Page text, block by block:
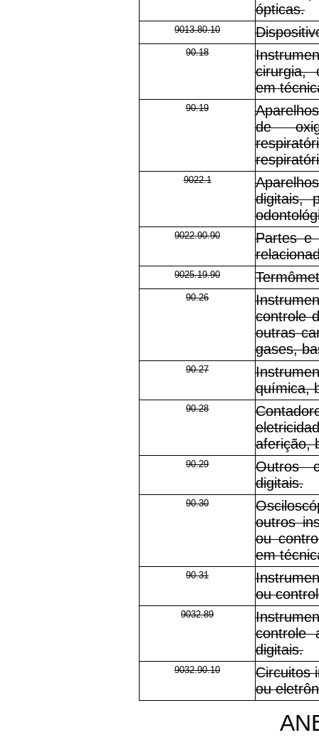
ópticas.
9013.80.10
90.18
cirurgia,
em
90.19
de
9022.1
digitais,
9022.90.90
Partes e
9025.19.90
90.26
controle
outras
gases,
90.27
química,
90.28
aferição,
90.29
Outros
digitais.
90.30
outros
ou
em
90.31
ou
9032.89
controle
digitais.
9032.90.10
Circuitos
ou